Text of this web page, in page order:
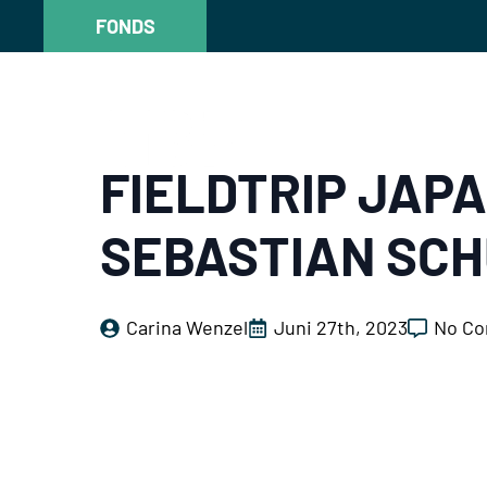
FONDS
FONDS
FIELDTRIP
SEBASTIAN
Carina Wenzel Juni 27th, 2023 No